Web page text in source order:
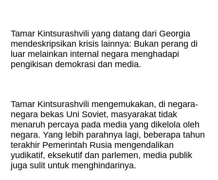
Tamar Kintsurashvili yang datang dari Georgia
mendeskripsikan krisis lainnya: Bukan perang di
luar melainkan internal negara menghadapi
pengikisan demokrasi dan media.
Tamar Kintsurashvili mengemukakan, di negara-
negara bekas Uni Soviet, masyarakat tidak
menaruh percaya pada media yang dikelola oleh
negara. Yang lebih parahnya lagi, beberapa tahun
terakhir Pemerintah Rusia mengendalikan
yudikatif, eksekutif dan parlemen, media publik
juga sulit untuk menghindarinya.